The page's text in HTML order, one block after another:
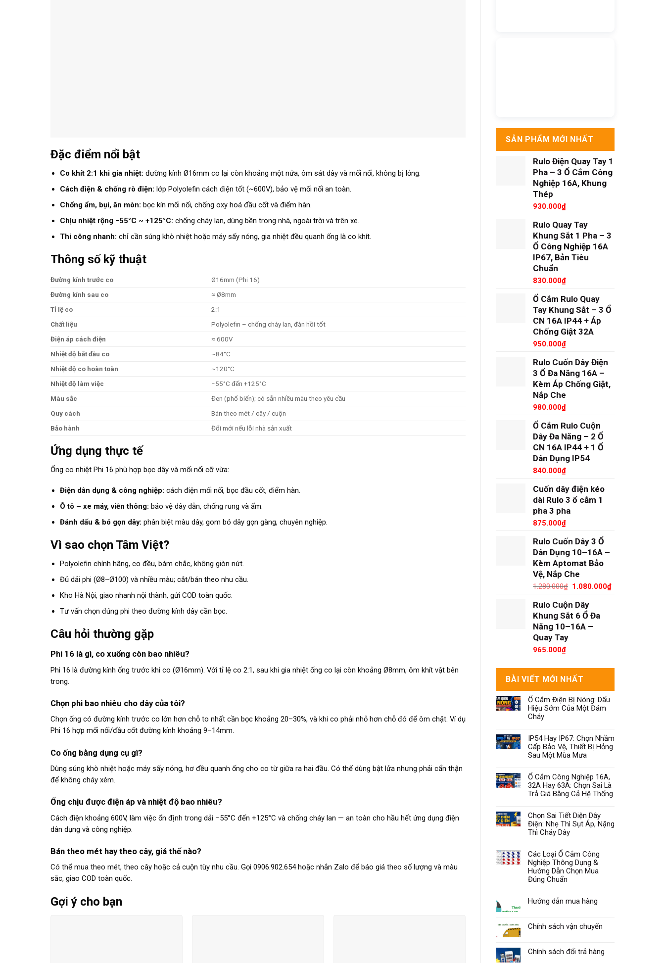
SẢN PHẨM MỚI NHẤT
Rulo Điện Quay Tay 1
Pha – 3 Ổ Cắm Công
Nghiệp 16A, Khung
Thép
930.000₫
Rulo Quay Tay
Khung Sắt 1 Pha – 3
Ổ Công Nghiệp 16A
IP67, Bản Tiêu
Chuẩn
830.000₫
Ổ Cắm Rulo Quay
Tay Khung Sắt – 3 Ổ
CN 16A IP44 + Áp
Chống Giật 32A
950.000₫
Rulo Cuốn Dây Điện
3 Ổ Đa Năng 16A –
Kèm Áp Chống Giật,
Nắp Che
980.000₫
Ổ Cắm Rulo Cuộn
Dây Đa Năng – 2 Ổ
CN 16A IP44 + 1 Ổ
Dân Dụng IP54
840.000₫
Cuốn dây điện kéo
dài Rulo 3 ổ cắm 1
pha 3 pha
875.000₫
Rulo Cuốn Dây 3 Ổ
Dân Dụng 10–16A –
Kèm Aptomat Bảo
Vệ, Nắp Che
1.280.000₫ Giá
là:
1.280.000₫.
1.080.000₫Giá
Rulo Cuộn Dây
Khung Sắt 6 Ổ Đa
Năng 10–16A –
Quay Tay
965.000₫
BÀI VIẾT MỚI NHẤT
Ổ Cắm Điện Bị Nóng: Dấu
Hiệu Sớm Của Một Đám
Cháy
IP54 Hay IP67: Chọn Nhầm
Cấp Bảo Vệ, Thiết Bị Hỏng
Sau Một Mùa Mưa
Ổ Cắm Công Nghiệp 16A,
32A Hay 63A: Chọn Sai Là
Trả Giá Bằng Cả Hệ Thống
Chọn Sai Tiết Diện Dây
Điện: Nhẹ Thì Sụt Áp, Nặng
Thì Cháy Dây
Các Loại Ổ Cắm Công
Nghiệp Thông Dụng &
Hướng Dẫn Chọn Mua
Đúng Chuẩn
Hướng dẫn mua hàng
Chính sách vận chuyển
Chính sách đổi trả hàng
Đặc điểm nổi bật
Co khít 2:1 khi gia nhiệt: đường kính Ø16mm co lại còn khoảng một nửa, ôm sát dây và mối nối, không bị lỏng.
Cách điện & chống rò điện: lớp Polyolefin cách điện tốt (~600V), bảo vệ mối nối an toàn.
Chống ẩm, bụi, ăn mòn: bọc kín mối nối, chống oxy hoá đầu cốt và điểm hàn.
Chịu nhiệt rộng −55°C ~ +125°C: chống cháy lan, dùng bền trong nhà, ngoài trời và trên xe.
Thi công nhanh: chỉ cần súng khò nhiệt hoặc máy sấy nóng, gia nhiệt đều quanh ống là co khít.
Thông số kỹ thuật
Đường kính trước co
Ø16mm (Phi 16)
Đường kính sau co
≈ Ø8mm
Tỉ lệ co
2:1
Chất liệu
Polyolefin – chống cháy lan, đàn hồi tốt
Điện áp cách điện
≈ 600V
Nhiệt độ bắt đầu co
~84°C
Nhiệt độ co hoàn toàn
~120°C
Nhiệt độ làm việc
−55°C đến +125°C
Màu sắc
Đen (phổ biến); có sẵn nhiều màu theo yêu cầu
Quy cách
Bán theo mét / cây / cuộn
Bảo hành
Đổi mới nếu lỗi nhà sản xuất
Ứng dụng thực tế
Ống co nhiệt Phi 16 phù hợp bọc dây và mối nối cỡ vừa:
Điện dân dụng & công nghiệp: cách điện mối nối, bọc đầu cốt, điểm hàn.
Ô tô – xe máy, viễn thông: bảo vệ dây dẫn, chống rung và ẩm.
Đánh dấu & bó gọn dây: phân biệt màu dây, gom bó dây gọn gàng, chuyên nghiệp.
Vì sao chọn Tâm Việt?
Polyolefin chính hãng, co đều, bám chắc, không giòn nứt.
Đủ dải phi (Ø8–Ø100) và nhiều màu; cắt/bán theo nhu cầu.
Kho Hà Nội, giao nhanh nội thành, gửi COD toàn quốc.
Tư vấn chọn đúng phi theo đường kính dây cần bọc.
Câu hỏi thường gặp
Phi 16 là gì, co xuống còn bao nhiêu?
Phi 16 là đường kính ống trước khi co (Ø16mm). Với tỉ lệ co 2:1, sau khi gia nhiệt ống co lại còn khoảng Ø8mm, ôm khít vật bên
trong.
Chọn phi bao nhiêu cho dây của tôi?
Chọn ống có đường kính trước co lớn hơn chỗ to nhất cần bọc khoảng 20–30%, và khi co phải nhỏ hơn chỗ đó để ôm chặt. Ví dụ
Phi 16 hợp mối nối/đầu cốt đường kính khoảng 9–14mm.
Co ống bằng dụng cụ gì?
Dùng súng khò nhiệt hoặc máy sấy nóng, hơ đều quanh ống cho co từ giữa ra hai đầu. Có thể dùng bật lửa nhưng phải cẩn thận
để không cháy xém.
Ống chịu được điện áp và nhiệt độ bao nhiêu?
Cách điện khoảng 600V, làm việc ổn định trong dải −55°C đến +125°C và chống cháy lan — an toàn cho hầu hết ứng dụng điện
dân dụng và công nghiệp.
Bán theo mét hay theo cây, giá thế nào?
Có thể mua theo mét, theo cây hoặc cả cuộn tùy nhu cầu. Gọi 0906.902.654 hoặc nhắn Zalo để báo giá theo số lượng và màu
sắc, giao COD toàn quốc.
Gợi ý cho bạn